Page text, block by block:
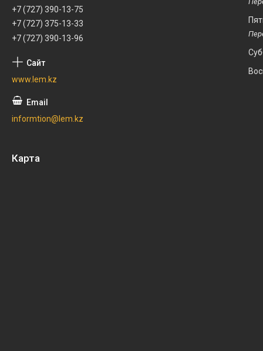
+7 (727) 390-13-75
+7 (727) 375-13-33
+7 (727) 390-13-96
www.lem.kz
informtion@lem.kz
Карта